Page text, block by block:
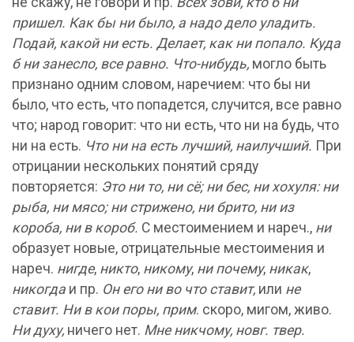
пришел. Как бы ни было, а надо дело уладить.
Подай, какой ни есть. Делает, как ни попало. Куда
б ни занесло, все равно. Что-нибудь, могло быть
признано одним словом, наречием: что бы ни
было, что есть, что попадется, случится, все равно
что; народ говорит: что ни есть, что ни на будь, что
ни на есть. Что ни на есть лучший, наилучший. При
отрицании нескольких понятий сряду
повторяется: Это ни то, ни сё; ни бес, ни хохуля: ни
рыба, ни мясо; ни стрижено, ни брито, ни из
короба, ни в короб. С местоимением и нареч., ни
образует новые, отрицательные местоимения и
нареч. нигде, никто, никому, ни почему, никак,
никогда и пр. Он его ни во что ставит, или не
ставит. Ни в кои поры, прим. скоро, мигом, живо.
Ни духу, ничего нет. Мне никчому, новг. твер.